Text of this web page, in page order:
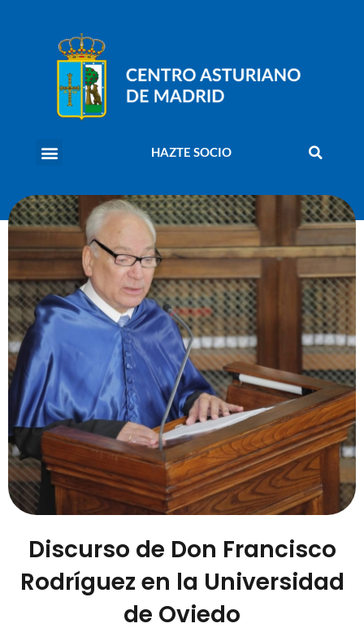
HAZTE SOCIO
Discurso de Don Francisco
Rodríguez en la Universidad
de Oviedo